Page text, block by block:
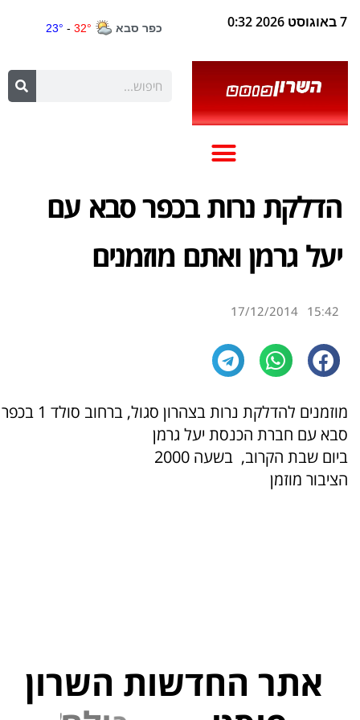
7 באוגוסט 2026 0:32
הדלקת נרות בכפר סבא עם
יעל גרמן ואתם מוזמנים
15:42
17/12/2014
מוזמנים להדלקת נרות בצהרון סגול, ברחוב סולד 1 בכפר
סבא עם חברת הכנסת יעל גרמן
ביום שבת הקרוב, בשעה 2000
הציבור מוזמן
אתר החדשות השרון